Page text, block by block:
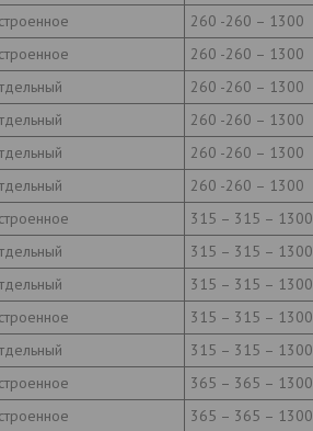
260 -260 – 1300
260 -260 – 1300
260 -260 – 1300
260 -260 – 1300
260 -260 – 1300
260 -260 – 1300
315 – 315 – 1300
315 – 315 – 1300
315 – 315 – 1300
315 – 315 – 1300
315 – 315 – 1300
365 – 365 – 1300
365 – 365 – 1300